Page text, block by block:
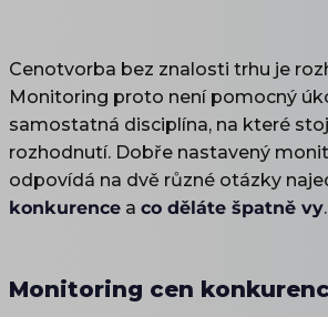
Cenotvorba bez znalosti trhu je
Monitoring proto není pomocný
samostatná disciplína, na které
rozhodnutí. Dobře nastavený
odpovídá na dvě různé otázky
konkurence a co děláte špatně vy.
Monitoring cen